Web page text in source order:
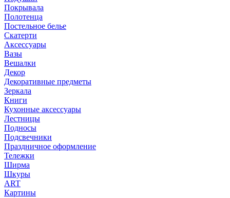
Покрывала
Полотенца
Постельное белье
Скатерти
Аксессуары
Вазы
Вешалки
Декор
Декоративные предметы
Зеркала
Книги
Кухонные аксессуары
Лестницы
Подносы
Подсвечники
Праздничное оформление
Тележки
Ширма
Шкуры
ART
Картины